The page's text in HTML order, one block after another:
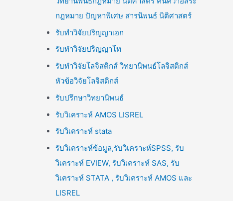
กฎหมาย ปัญหาพิเศษ สารนิพนธ์ นิติศาสตร์
รับทำวิจัยปริญญาเอก
รับทำวิจัยปริญญาโท
รับทำวิจัยโลจิสติกส์ วิทยานิพนธ์โลจิสติกส์
หัวข้อวิจัยโลจิสติกส์
รับปรึกษาวิทยานิพนธ์
รับวิเคราะห์ AMOS LISREL
รับวิเคราะห์ stata
รับวิเคราะห์ข้อมูล,รับวิเคราะห์SPSS, รับ
วิเคราะห์ EVIEW, รับวิเคราะห์ SAS, รับ
วิเคราะห์ STATA , รับวิเคราะห์ AMOS และ
LISREL